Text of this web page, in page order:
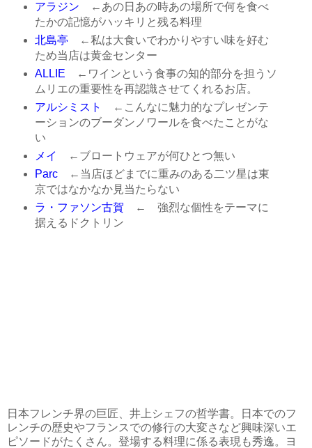
アラジン ←あの日あの時あの場所で何を食べ
たかの記憶がハッキリと残る料理
北島亭 ←私は大食いでわかりやすい味を好む
ため当店は黄金センター
ALLIE ←ワインという食事の知的部分を担うソ
ムリエの重要性を再認識させてくれるお店。
アルシミスト
←こんなに魅力的なプレゼンテ
ーションのブーダンノワールを食べたことがな
い
メイ
←ブロートウェアが何ひとつ無い
Parc←当店ほどまでに重みのある二ツ星は東
京ではなかなか見当たらない
ラ・ファソン古賀 ← 強烈な個性をテーマに
据えるドクトリン
日本フレンチ界の巨匠、井上シェフの哲学書。日本でのフ
レンチの歴史やフランスでの修行の大変さなど興味深いエ
ピソードがたくさん。登場する料理に係る表現も秀逸。ヨ